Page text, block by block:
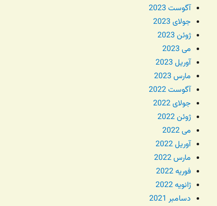
آگوست 2023
جولای 2023
ژوئن 2023
می 2023
آوریل 2023
مارس 2023
آگوست 2022
جولای 2022
ژوئن 2022
می 2022
آوریل 2022
مارس 2022
فوریه 2022
ژانویه 2022
دسامبر 2021